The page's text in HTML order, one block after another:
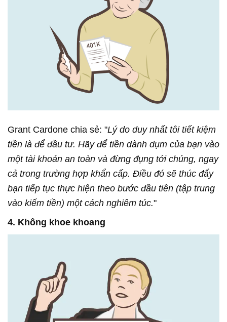
Grant Cardone chia sẻ: "Lý do duy nhất tôi tiết kiệm
tiền là để đầu tư. Hãy để tiền dành dụm của bạn vào
một tài khoản an toàn và đừng đụng tới chúng, ngay
cả trong trường hợp khẩn cấp. Điều đó sẽ thúc đẩy
bạn tiếp tục thực hiện theo bước đầu tiên (tập trung
vào kiếm tiền) một cách nghiêm túc."
4. Không khoe khoang